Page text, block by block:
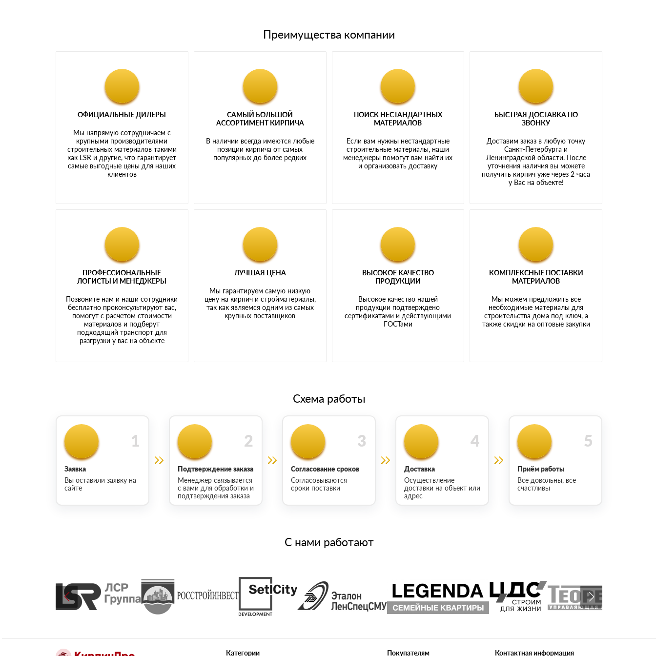
Преимущества компании
ОФИЦИАЛЬНЫЕ ДИЛЕРЫ
Мы напрямую сотрудничаем с
крупными производителями
строительных материалов такими
как LSR и другие, что гарантирует
самые выгодные цены для наших
клиентов
САМЫЙ БОЛЬШОЙ
АССОРТИМЕНТ КИРПИЧА
В наличии всегда имеются любые
позиции кирпича от самых
популярных до более редких
ПОИСК НЕСТАНДАРТНЫХ
МАТЕРИАЛОВ
Если вам нужны нестандартные
строительные материалы, наши
менеджеры помогут вам найти их
и организовать доставку
БЫСТРАЯ ДОСТАВКА ПО
ЗВОНКУ
Доставим заказ в любую точку
Санкт-Петербурга и
Ленинградской области. После
уточнения наличия вы можете
получить кирпич уже через 2 часа
у Вас на объекте!
ПРОФЕССИОНАЛЬНЫЕ
ЛОГИСТЫ И МЕНЕДЖЕРЫ
Позвоните нам и наши сотрудники
бесплатно проконсультируют вас,
помогут с расчетом стоимости
материалов и подберут
подходящий транспорт для
разгрузки у вас на объекте
ЛУЧШАЯ ЦЕНА
Мы гарантируем самую низкую
цену на кирпич и стройматериалы,
так как являемся одним из самых
крупных поставщиков
ВЫСОКОЕ КАЧЕСТВО
ПРОДУКЦИИ
Высокое качество нашей
продукции подтверждено
сертификатами и действующими
ГОСТами
КОМПЛЕКСНЫЕ ПОСТАВКИ
МАТЕРИАЛОВ
Мы можем предложить все
необходимые материалы для
строительства дома под ключ, а
также скидки на оптовые закупки
Схема работы
Заявка
Вы оставили заявку на
сайте
Подтверждение заказа
Менеджер связывается
с вами для обработки и
подтверждения заказа
Согласование сроков
Согласовываются
сроки поставки
Доставка
Осуществление
доставки на объект или
адрес
Приём работы
Все довольны, все
счастливы
С нами работают
Категории Покупателям Контактная информация